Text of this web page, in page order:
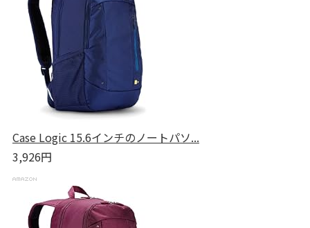
Case Logic 15.6インチのノートパソ...
3,926円